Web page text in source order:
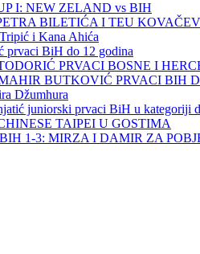
I: NEW ZELAND vs BIH
BILETIĆA I TEU
i Kana Ahića
prvaci BiH do 12 godina
PRVACI BOSNE I
BUTKOVIĆ PRVACI BIH
Džumhura
juniorski prvaci BiH u kategoriji
TAIPEI U GOSTIMA
1-3: MIRZA I DAMIR ZA